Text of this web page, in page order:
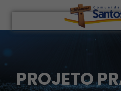
PROJETO